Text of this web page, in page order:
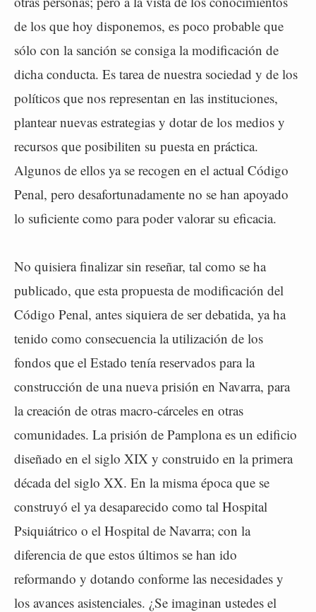
de los que hoy disponemos, es poco probable que
sólo con la sanción se consiga la modificación de
dicha conducta. Es tarea de nuestra sociedad y de los
políticos que nos representan en las instituciones,
plantear nuevas estrategias y dotar de los medios y
recursos que posibiliten su puesta en práctica.
Algunos de ellos ya se recogen en el actual Código
Penal, pero desafortunadamente no se han apoyado
lo suficiente como para poder valorar su eficacia.
No quisiera finalizar sin reseñar, tal como se ha
publicado, que esta propuesta de modificación del
Código Penal, antes siquiera de ser debatida, ya ha
tenido como consecuencia la utilización de los
fondos que el Estado tenía reservados para la
construcción de una nueva prisión en Navarra, para
la creación de otras macro-cárceles en otras
comunidades. La prisión de Pamplona es un edificio
diseñado en el siglo XIX y construido en la primera
década del siglo XX. En la misma época que se
construyó el ya desaparecido como tal Hospital
Psiquiátrico o el Hospital de Navarra; con la
diferencia de que estos últimos se han ido
reformando y dotando conforme las necesidades y
los avances asistenciales. ¿Se imaginan ustedes el